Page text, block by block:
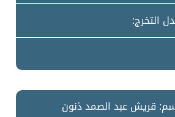
التخرج:
قريش عبد الصمد ذنون